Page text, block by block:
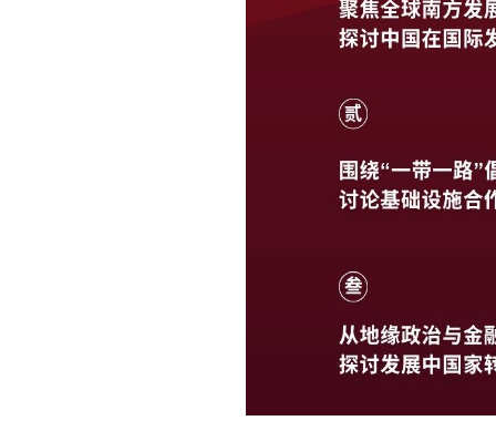
教授应邀出席2026哈佛肯尼迪中国